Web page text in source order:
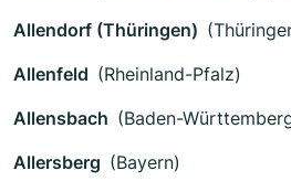
Allendorf (Thüringen)
Allenfeld (Rheinland-Pfalz)
Allensbach (Baden-
Allersberg (Bayern)